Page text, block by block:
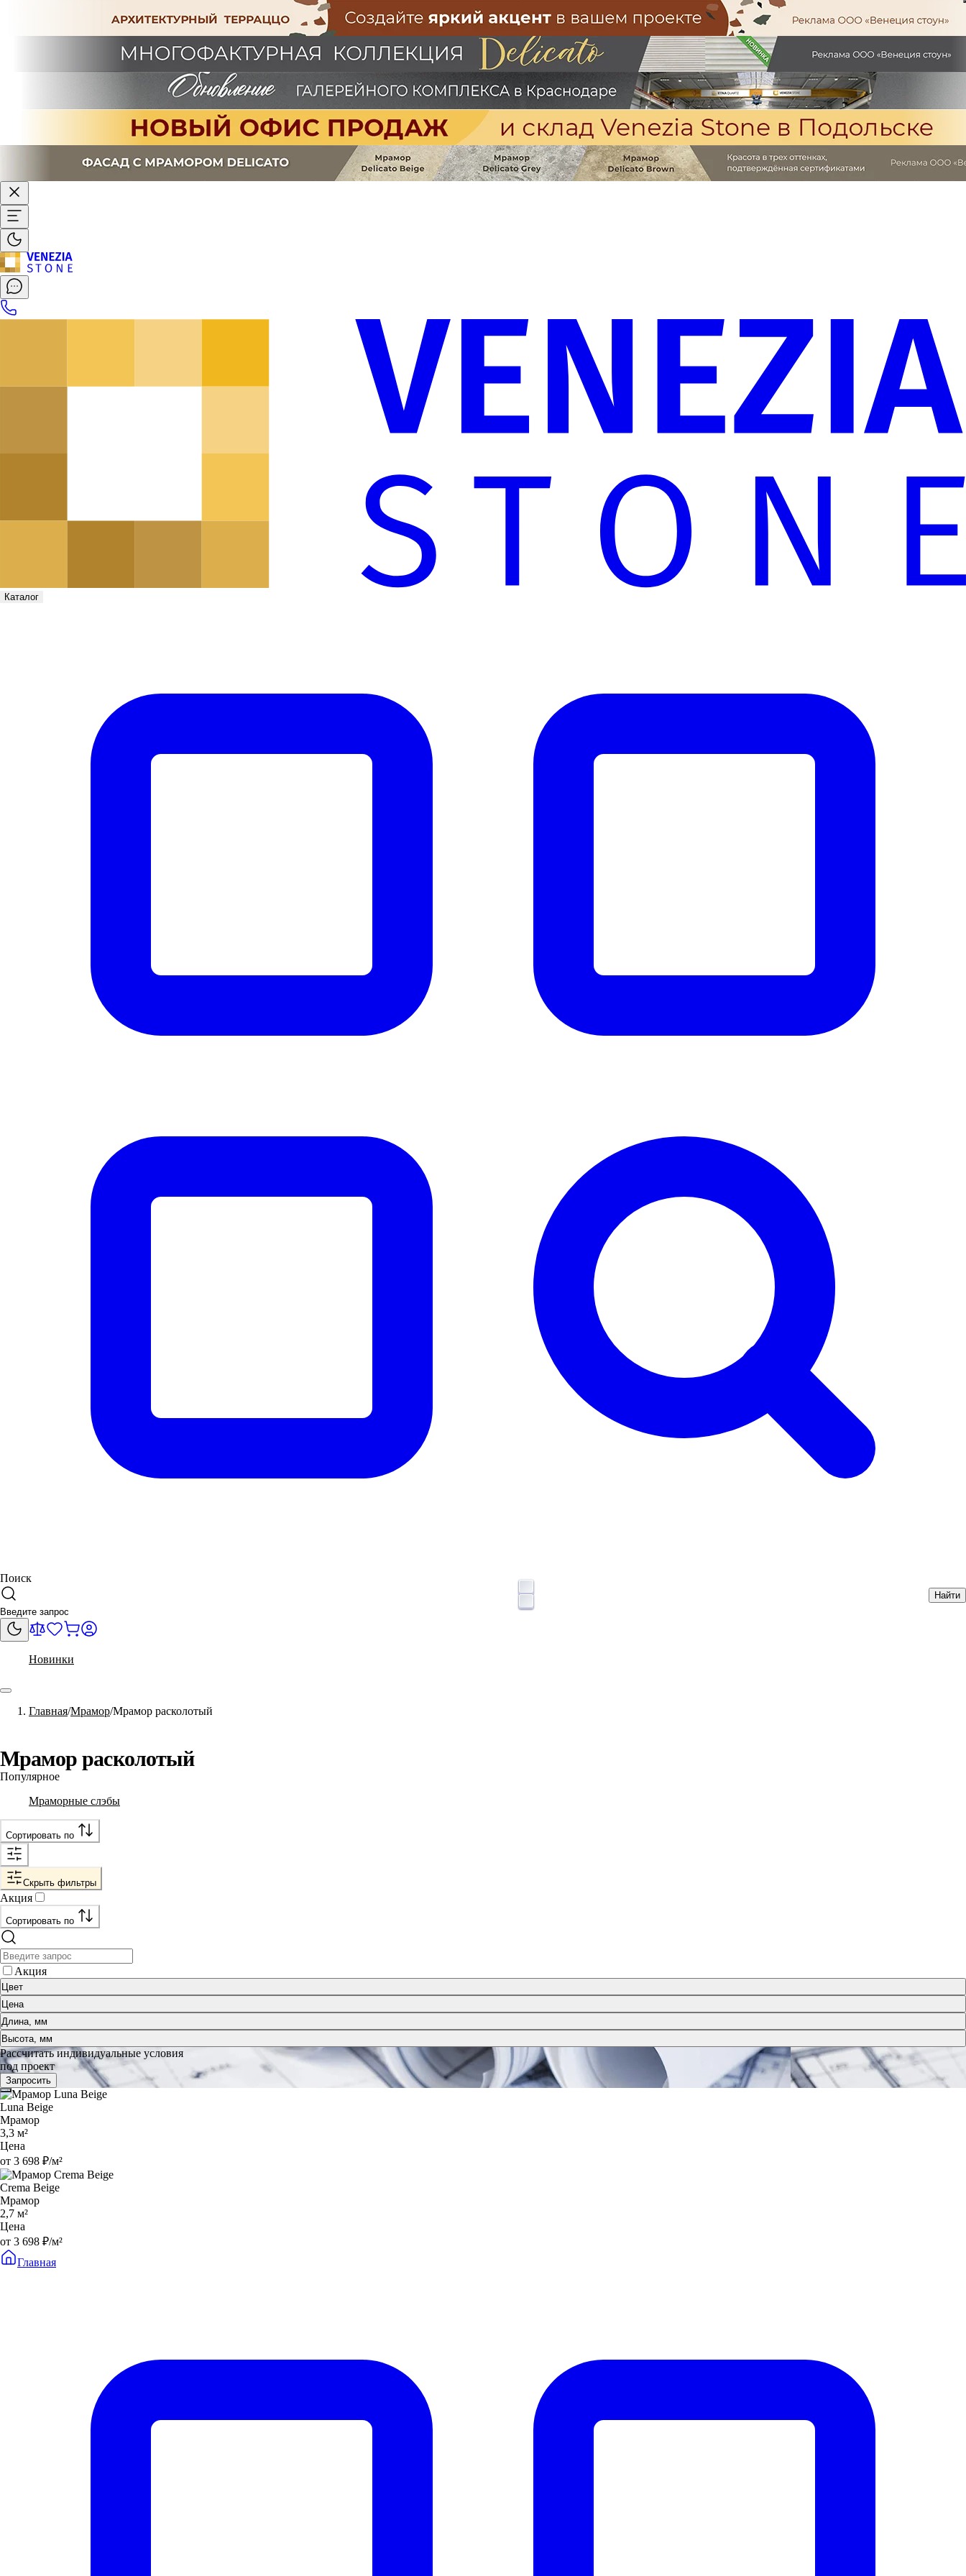
Каталог
Поиск
Найти
Новинки
Главная Мрамор Мрамор расколотый
Мрамор расколотый
Популярное
Мраморные слэбы
Сортировать по
Скрыть фильтры
Акция
Сортировать по
Акция
Цвет
Цена
Длина, мм
Высота, мм
Рассчитать индивидуальные условия
под проект
Запросить
Luna Beige
Мрамор
3,3 м²
Цена
от 3 698 ₽/м²
Crema Beige
Мрамор
2,7 м²
Цена
от 3 698 ₽/м²
Главная